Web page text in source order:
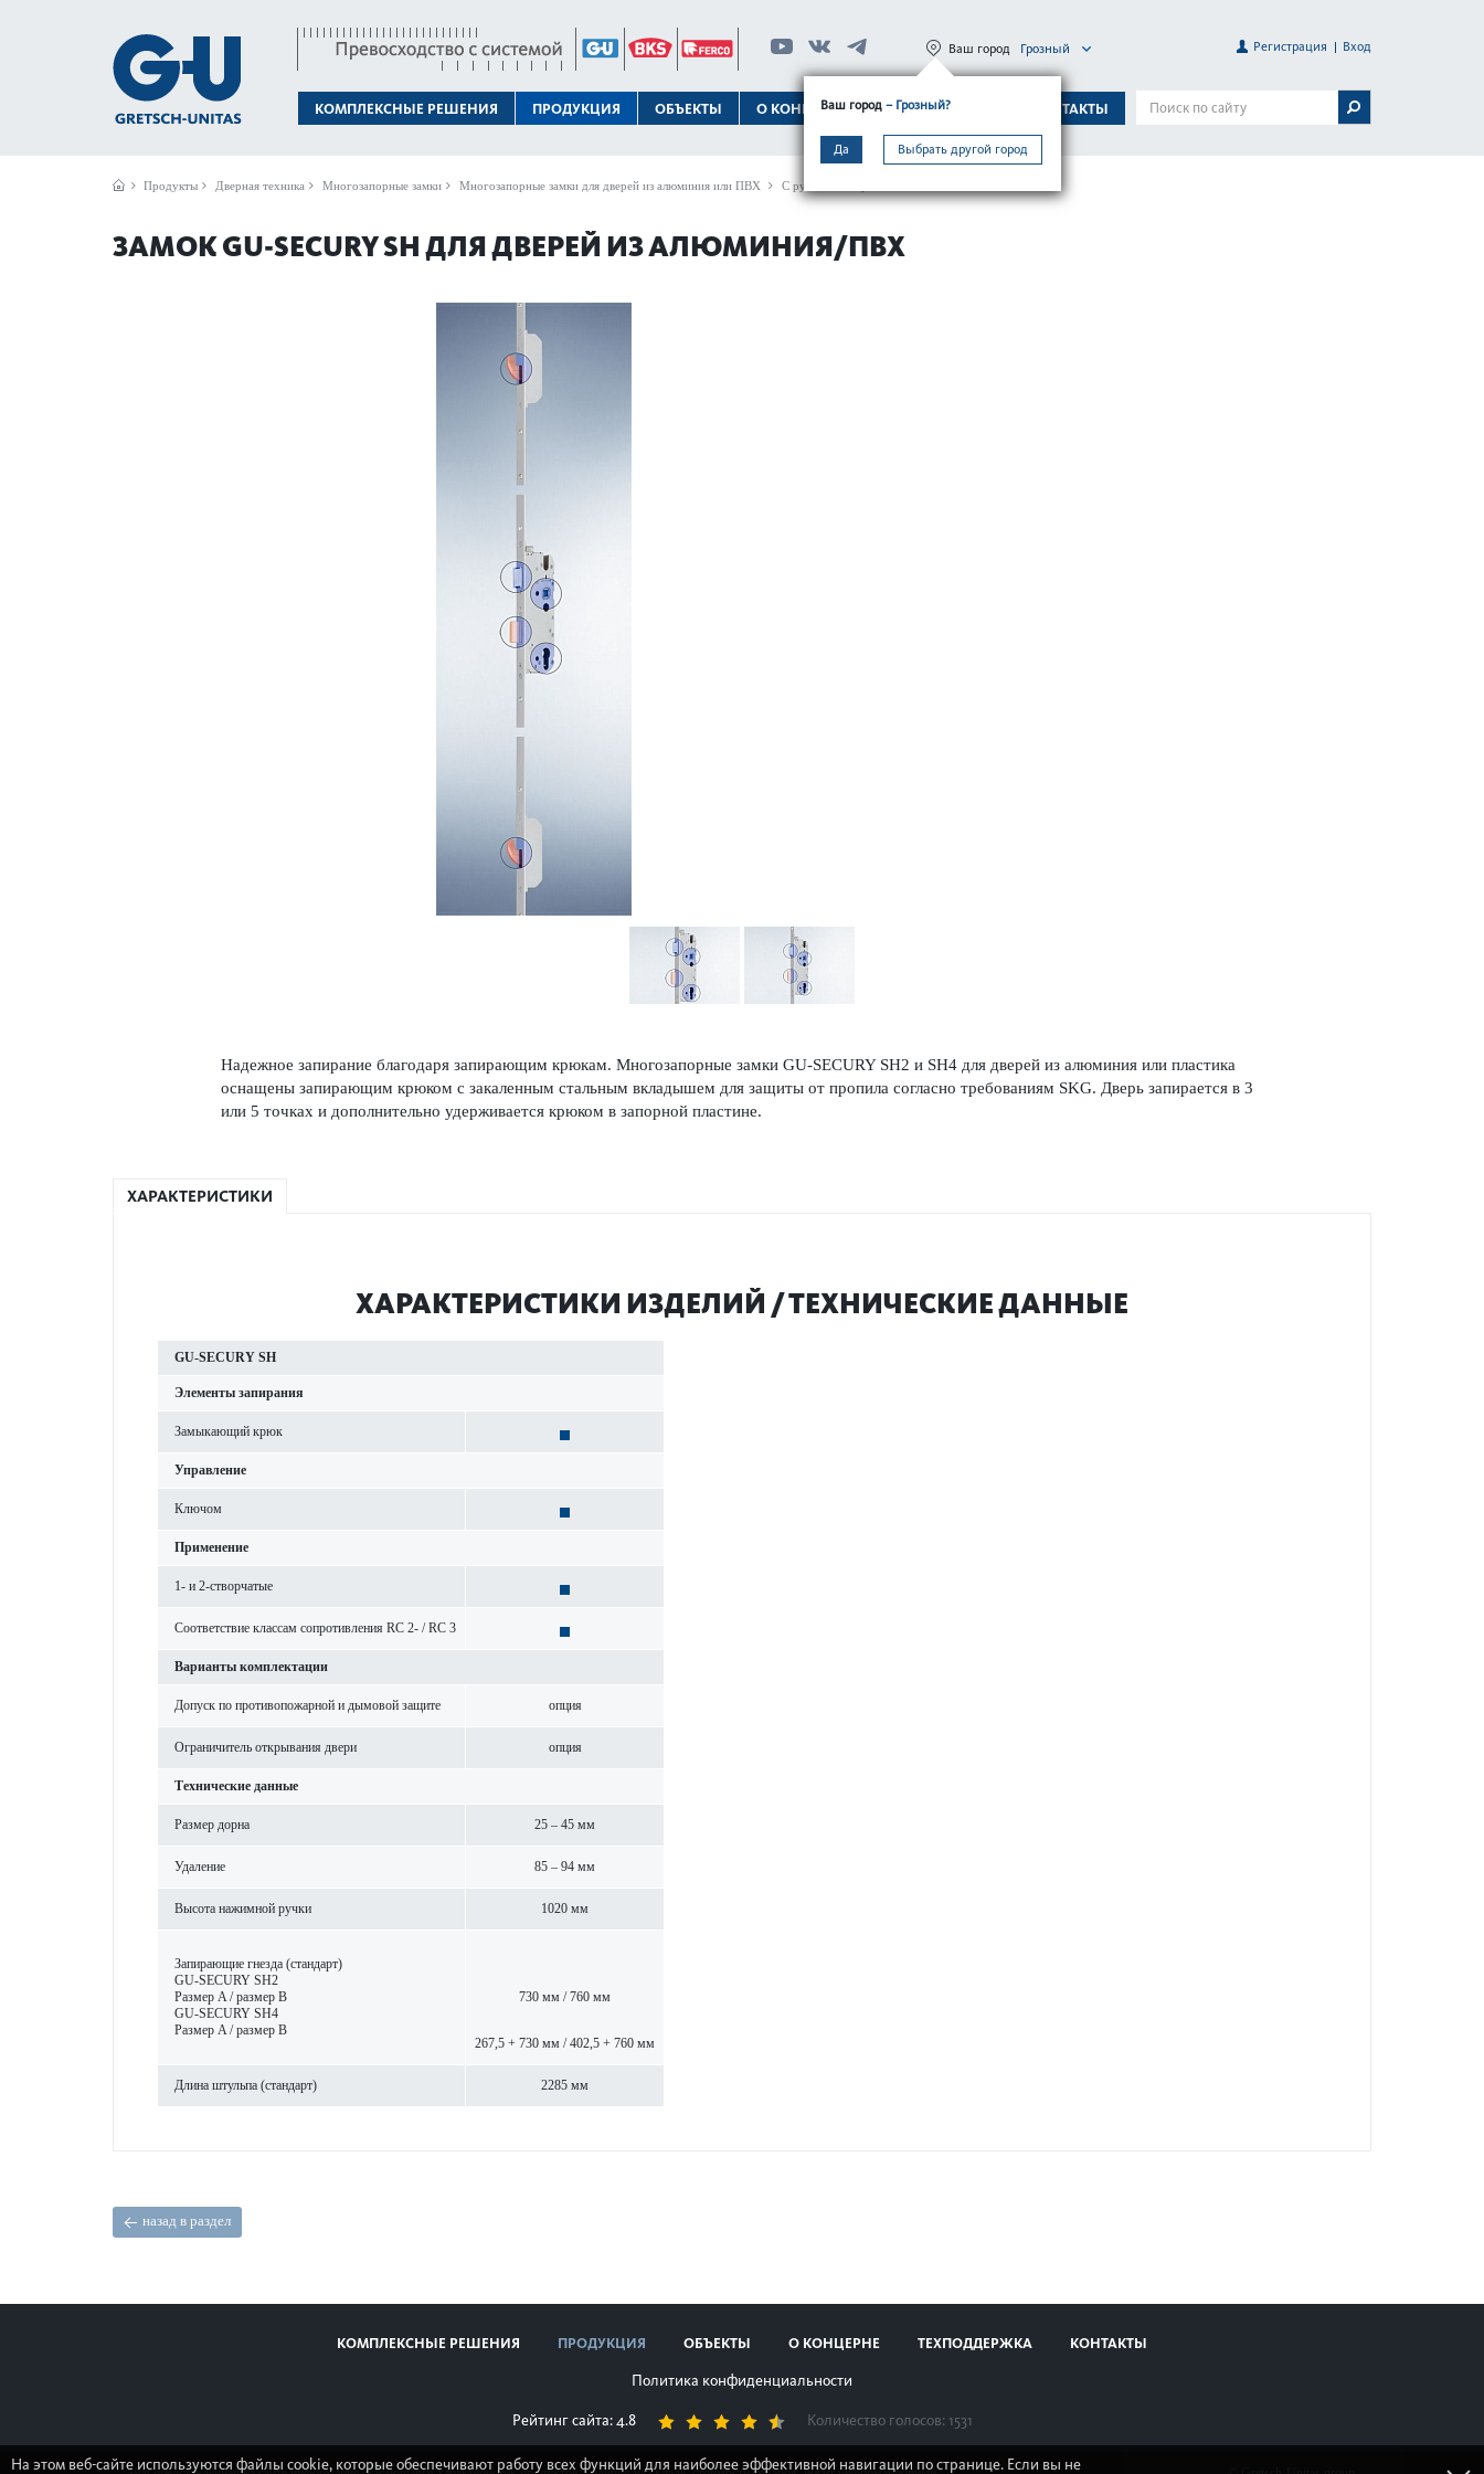
КОМПЛЕКСНЫЕ РЕШЕНИЯ ПРОДУКЦИЯ ОБЪЕКТЫ О КОНЦЕРНЕ ТЕХПОДДЕРЖКА КОНТАКТЫ
Ваш город – Грозный?
Да Выбрать другой город
Ваш город Грозный Регистрация Вход
Продукты Дверная техника Многозапорные замки Многозапорные замки для дверей из алюминия или ПВХ С ручным запиранием
ЗАМОК GU-SECURY SH ДЛЯ ДВЕРЕЙ ИЗ АЛЮМИНИЯ/ПВХ
Надежное запирание благодаря запи­рающим крюкам. Многозапорные замки GU-SECURY SH2 и SH4 для дверей из алюминия или пла­стика
оснащены запи­рающим крюком с зака­л­енным стальным вкладышем для защиты от пропила согласно требованиям SKG. Дверь запирается в 3
или 5 точках и дополнительно удерживается крюком в запорной пла­стине.
ХАРАКТЕРИСТИКИ
ХАР­АКТЕР­И­С­ТИКИ ИЗДЕЛИЙ / ТЕХНИЧЕСКИЕ ДАННЫЕ
GU-SECURY SH
Элементы запирания
Замы­кающий крюк
Управ­ление
Ключом
Применение
1- и 2-створ­чатые
Соотв­е­тствие классам сопрот­ив­ления RC 2- / RC 3
Вар­ианты комплектации
Допуск по против­опожарной и дымовой защите опция
Ограничитель открывания двери опция
Технические данные
Размер дорна 25 – 45 мм
Уда­л­ение 85 – 94 мм
Высота нажимной ручки 1020 мм
Запи­рающие гнезда (стандарт)
GU-SECURY SH2
Размер A / размер B
GU-SECURY SH4
Размер A / размер B
730 мм / 760 мм
267,5 + 730 мм / 402,5 + 760 мм
Длина штульпа (стандарт) 2285 мм
назад в раздел
КОМПЛЕКСНЫЕ РЕШЕНИЯ ПРОДУКЦИЯ ОБЪЕКТЫ О КОНЦЕРНЕ ТЕХПОДДЕРЖКА КОНТАКТЫ
Политика конфиденциальности
Рейтинг сайта: 4.8 Количество голосов: 1531
На этом веб-сайте используются файлы cookie, которые обеспечивают работу всех функций для наиболее эффективной навигации по странице. Если вы не